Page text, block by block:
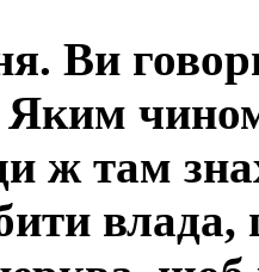
Ви
ж там